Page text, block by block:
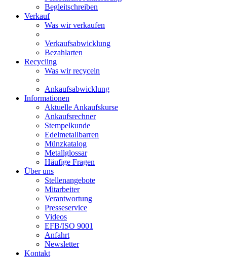
Begleitschreiben
Verkauf
Was wir verkaufen
Verkaufsabwicklung
Bezahlarten
Recycling
Was wir recyceln
Ankaufsabwicklung
Informationen
Aktuelle Ankaufskurse
Ankaufsrechner
Stempelkunde
Edelmetallbarren
Münzkatalog
Metallglossar
Häufige Fragen
Über uns
Stellenangebote
Mitarbeiter
Verantwortung
Presseservice
Videos
EFB/ISO 9001
Anfahrt
Newsletter
Kontakt